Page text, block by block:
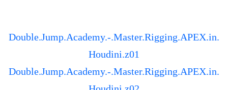
Double.Jump.Academy.-.Master.Rigging.APEX.in.
Houdini.z01
Double.Jump.Academy.-.Master.Rigging.APEX.in.